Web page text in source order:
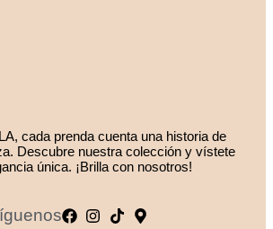
cada prenda cuenta una historia de
Descubre nuestra colección y vístete
única. ¡Brilla con nosotros!